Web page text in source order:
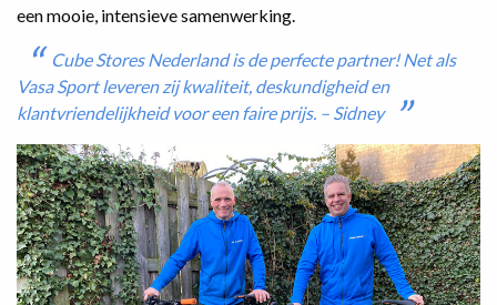
een mooie, intensieve samenwerking.
Cube Stores Nederland is de perfecte partner! Net als
Vasa Sport leveren zij kwaliteit, deskundigheid en
klantvriendelijkheid voor een faire prijs. – Sidney